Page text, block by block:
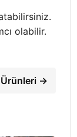
olabilir.
Ürünleri →